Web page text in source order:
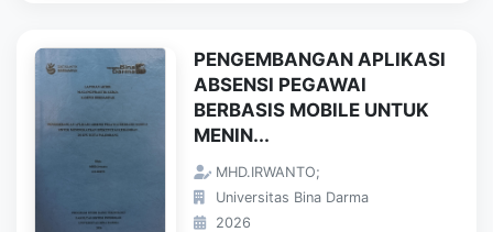
PENGEMBANGAN APLIKASI
ABSENSI PEGAWAI
BERBASIS MOBILE UNTUK
MENIN...
MHD.IRWANTO;
Universitas Bina Darma
2026